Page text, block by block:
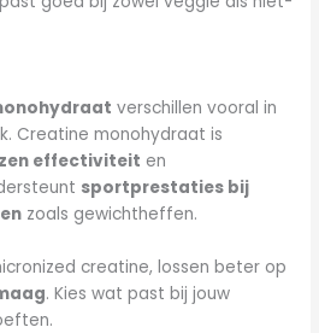
verschillen vooral in
Creatine monohydraat is
effectiviteit en
sportprestaties bij
zoals gewichtheffen.
creatine, lossen beter op
. Kies wat past bij jouw